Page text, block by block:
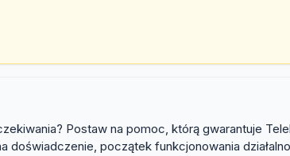
Postaw na pomoc, którą gwarantuje
początek funkcjonowania